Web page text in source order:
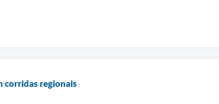
corridas regionais